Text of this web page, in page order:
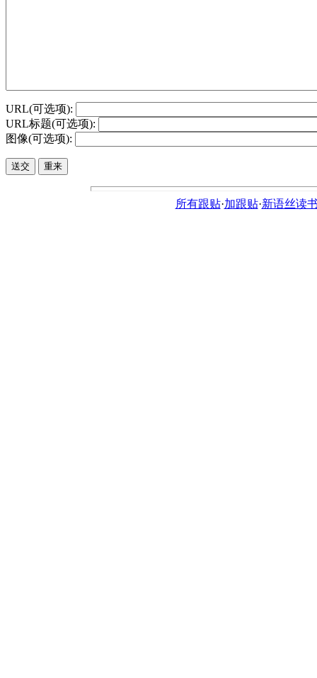
URL(可选项):
URL标题(可选项):
图像(可选项):
所有跟贴·加跟贴·新语丝读